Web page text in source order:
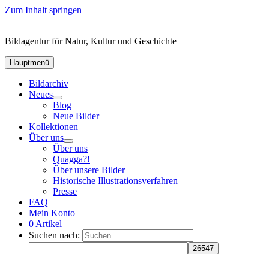
Zum Inhalt springen
Bildagentur für Natur, Kultur und Geschichte
Hauptmenü
Bildarchiv
Neues
Blog
Neue Bilder
Kollektionen
Über uns
Über uns
Quagga?!
Über unsere Bilder
Historische Illustrationsverfahren
Presse
FAQ
Mein Konto
0 Artikel
Suchen nach: